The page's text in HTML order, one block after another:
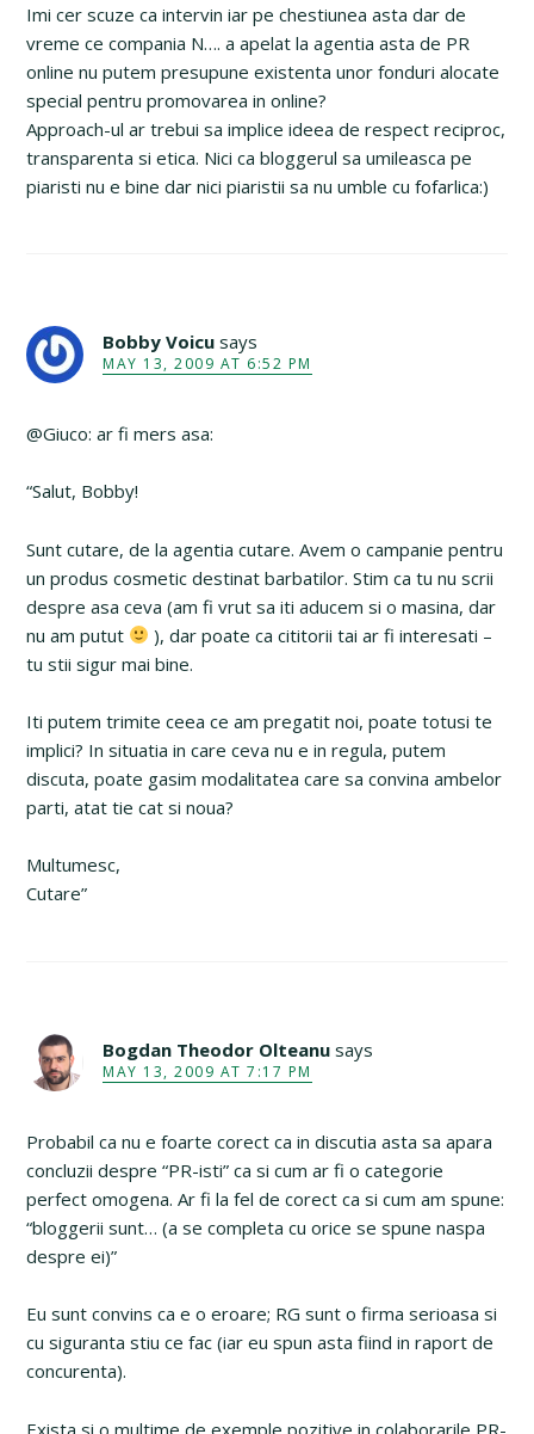
Imi cer scuze ca intervin iar pe chestiunea asta dar de
vreme ce compania N…. a apelat la agentia asta de PR
online nu putem presupune existenta unor fonduri alocate
special pentru promovarea in online?
Approach-ul ar trebui sa implice ideea de respect reciproc,
transparenta si etica. Nici ca bloggerul sa umileasca pe
piaristi nu e bine dar nici piaristii sa nu umble cu fofarlica:)
Bobby Voicu says
MAY 13, 2009 AT 6:52 PM
@Giuco: ar fi mers asa:
“Salut, Bobby!
Sunt cutare, de la agentia cutare. Avem o campanie pentru
un produs cosmetic destinat barbatilor. Stim ca tu nu scrii
despre asa ceva (am fi vrut sa iti aducem si o masina, dar
nu am putut
), dar poate ca cititorii tai ar fi interesati –
tu stii sigur mai bine.
Iti putem trimite ceea ce am pregatit noi, poate totusi te
implici? In situatia in care ceva nu e in regula, putem
discuta, poate gasim modalitatea care sa convina ambelor
parti, atat tie cat si noua?
Multumesc,
Cutare”
Bogdan Theodor Olteanu says
MAY 13, 2009 AT 7:17 PM
Probabil ca nu e foarte corect ca in discutia asta sa apara
concluzii despre “PR-isti” ca si cum ar fi o categorie
perfect omogena. Ar fi la fel de corect ca si cum am spune:
“bloggerii sunt… (a se completa cu orice se spune naspa
despre ei)”
Eu sunt convins ca e o eroare; RG sunt o firma serioasa si
cu siguranta stiu ce fac (iar eu spun asta fiind in raport de
concurenta).
Exista si o multime de exemple pozitive in colaborarile PR-